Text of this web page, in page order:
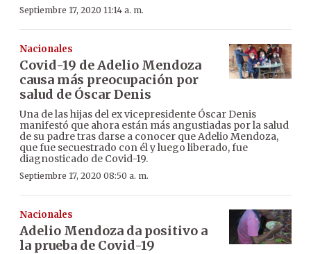
Septiembre 17, 2020 11:14 a. m.
Nacionales
Covid-19 de Adelio Mendoza
causa más preocupación por
salud de Óscar Denis
Una de las hijas del ex vicepresidente Óscar Denis
manifestó que ahora están más angustiadas por la salud
de su padre tras darse a conocer que Adelio Mendoza,
que fue secuestrado con él y luego liberado, fue
diagnosticado de Covid-19.
Septiembre 17, 2020 08:50 a. m.
Nacionales
Adelio Mendoza da positivo a
la prueba de Covid-19